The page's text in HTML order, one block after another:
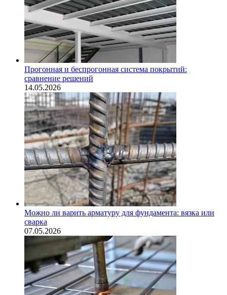
Прогонная и беспрогонная система покрытий:
сравнение решений
14.05.2026
Можно ли варить арматуру для фундамента: вязка или
сварка
07.05.2026